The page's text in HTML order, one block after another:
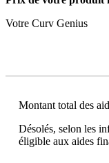
Votre Curv Genius
Montant total des
Désolés, selon les
éligible aux aides